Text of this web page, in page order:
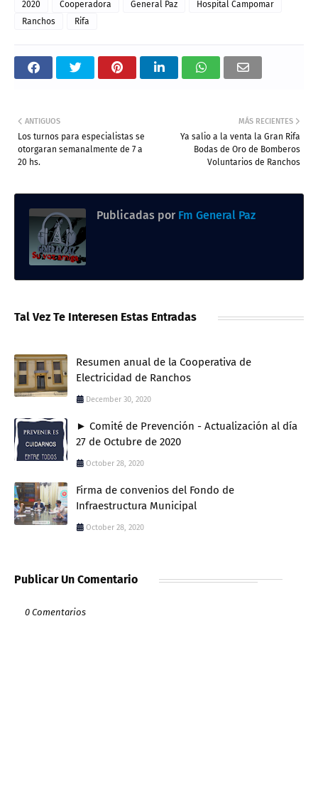
2020 Cooperadora General Paz
Hospital Campomar
Ranchos
Rifa
MÁS RECIENTES
Ya salio a la venta la Gran Rifa
Bodas de Oro de Bomberos
Voluntarios de Ranchos
ANTIGUOS
Los turnos para especialistas se
otorgaran semanalmente de 7 a
20 hs.
Publicadas por Fm General Paz
Tal Vez Te Interesen Estas Entradas
Resumen anual de la Cooperativa de
Electricidad de Ranchos
December 30, 2020
► Comité de Prevención - Actualización al día
27 de Octubre de 2020
October 28, 2020
Firma de convenios del Fondo de
Infraestructura Municipal
October 28, 2020
Publicar Un Comentario
0 Comentarios